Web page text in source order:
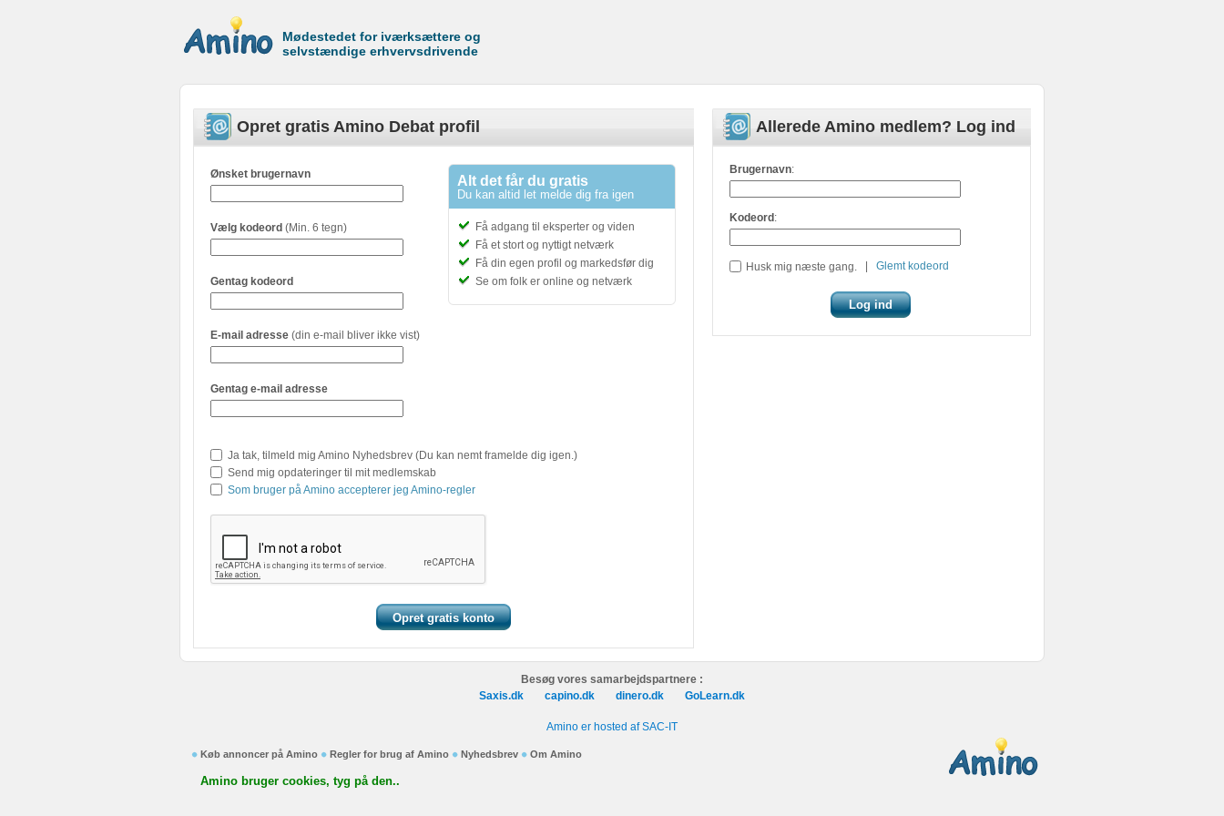
Mødestedet for iværksættere og
selvstændige erhvervsdrivende
Allerede Amino medlem? Log ind
Brugernavn:
Kodeord :
Husk mig næste gang. Glemt kodeord
Opret gratis Amino Debat profil
Alt det får du gratis
Du kan altid let melde dig fra igen
Få adgang til eksperter og viden
Få et stort og nyttigt netværk
Få din egen profil og markedsfør dig
Se om folk er online og netværk
Ønsket brugernavn
Vælg kodeord (Min. 6 tegn)
Gentag kodeord
E-mail adresse (din e-mail bliver ikke vist)
Gentag e-mail adresse
Ja tak, tilmeld mig Amino Nyhedsbrev (Du kan nemt framelde dig igen.)
Send mig opdateringer til mit medlemskab
Som bruger på Amino accepterer jeg Amino-regler
Besøg vores samarbejdspartnere :
Saxis.dk
capino.dk dinero.dk GoLearn.dk
Amino er hosted af SAC-IT
Køb annoncer på Amino Regler for brug af Amino Nyhedsbrev Om Amino
Amino bruger cookies, tyg på den..